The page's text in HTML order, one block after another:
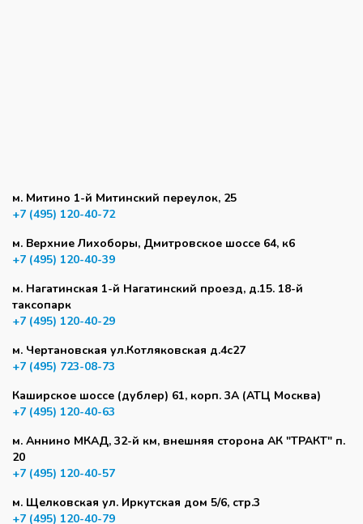
м. Митино 1-й Митинский переулок, 25
+7 (495) 120-40-72
м. Верхние Лихоборы, Дмитровское шоссе 64, к6
+7 (495) 120-40-39
м. Нагатинская 1-й Нагатинский проезд, д.15. 18-й
таксопарк
+7 (495) 120-40-29
м. Чертановская ул.Котляковская д.4с27
+7 (495) 723-08-73
Каширское шоссе (дублер) 61, корп. 3А (АТЦ Москва)
+7 (495) 120-40-63
м. Аннино МКАД, 32-й км, внешняя сторона АК "ТРАКТ" п.
20
+7 (495) 120-40-57
м. Щелковская ул. Иркутская дом 5/6, стр.3
+7 (495) 120-40-79